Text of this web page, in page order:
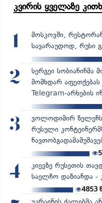
კვირის ყველაზე
1
მოსკოვში,
სავარაუდოდ, რუსი
2
სერგეი სობიანინმა
მომხდარ
Telegram-არხების
3
ვოლოდიმირ
რუსული
4
კიევზე რუსეთის
საელჩო დაზიანდა -
4853